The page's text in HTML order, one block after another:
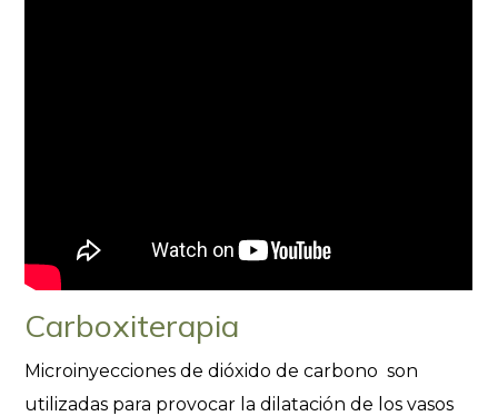
Carboxiterapia
Microinyecciones de dióxido de carbono son
utilizadas para provocar la dilatación de los vasos